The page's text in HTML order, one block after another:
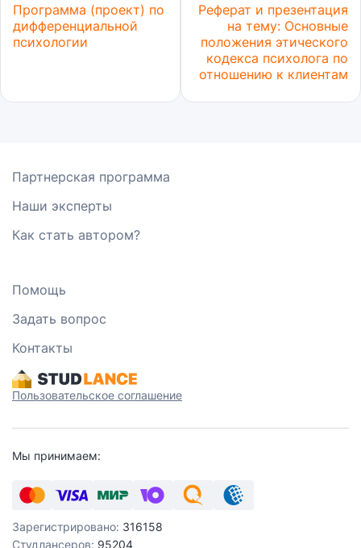
Программа (проект) по
дифференциальной
психологии
Реферат и презентация
на тему: Основные
положения этического
кодекса психолога по
отношению к клиентам
Партнерская программа
Наши эксперты
Как стать автором?
Помощь
Задать вопрос
Контакты
Пользовательское соглашение
Мы принимаем:
Зарегистрировано: 316158
Студлансеров: 95204